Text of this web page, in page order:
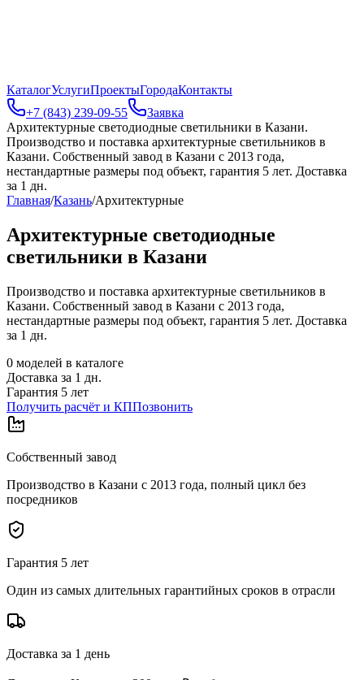
КаталогУслугиПроектыГородаКонтакты
+7 (843) 239-09-55
Заявка
Архитектурные светодиодные светильники в Казани.
Производство и поставка архитектурные светильников в
Казани. Собственный завод в Казани с 2013 года,
нестандартные размеры под объект, гарантия 5 лет. Доставка
за 1 дн.
Главная/Казань/Архитектурные
Архитектурные светодиодные
светильники в Казани
Производство и поставка архитектурные светильников в
Казани. Собственный завод в Казани с 2013 года,
нестандартные размеры под объект, гарантия 5 лет. Доставка
за 1 дн.
0 моделей в каталоге
Доставка за 1 дн.
Гарантия 5 лет
Получить расчёт и КППозвонить
Собственный завод
Производство в Казани с 2013 года, полный цикл без
посредников
Гарантия 5 лет
Один из самых длительных гарантийных сроков в отрасли
Доставка за 1 день